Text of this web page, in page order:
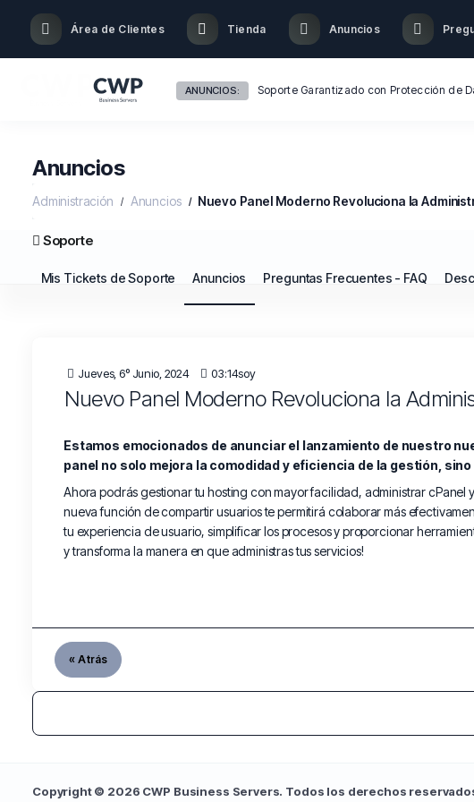
ANUNCIOS:
Área de Clientes Tienda Anuncios
Anuncios
Administración Anuncios Nuevo Panel Moderno Revoluciona la
Soporte
Mis Tickets de Soporte Anuncios Preguntas Frecuentes - FAQ
Jueves, 6º Junio, 2024 03:14soy
Nuevo Panel Moderno Revoluciona la
Estamos emocionados de anunciar el lanzamiento de nuestro
panel no solo mejora la comodidad y eficiencia de la gestión,
Ahora podrás gestionar tu hosting con mayor facilidad, administrar
nueva función de compartir usuarios te permitirá colaborar más
tu experiencia de usuario, simplificar los procesos y proporcionar
y transforma la manera en que administras tus servicios!
« Atrás
Copyright © 2026 CWP Business Servers. Todos los derechos